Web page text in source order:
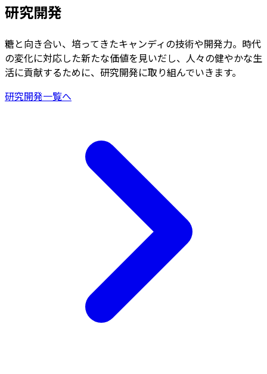
研究開発
糖と向き合い、培ってきたキャンディの技術や開発力。時代
の変化に対応した新たな価値を見いだし、人々の健やかな生
活に貢献するために、研究開発に取り組んでいきます。
研究開発一覧へ